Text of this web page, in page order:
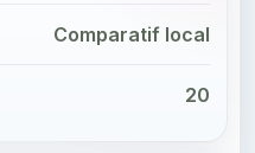
Comparatif local
20